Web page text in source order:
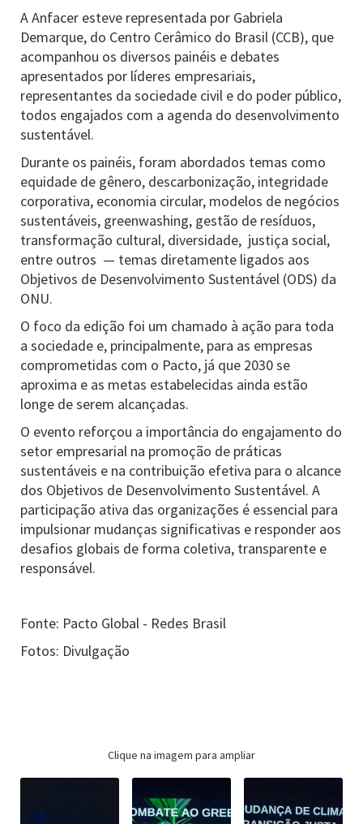
A Anfacer esteve representada por Gabriela
Demarque, do Centro Cerâmico do Brasil (CCB), que
acompanhou os diversos painéis e debates
apresentados por líderes empresariais,
representantes da sociedade civil e do poder público,
todos engajados com a agenda do desenvolvimento
sustentável.
Durante os painéis, foram abordados temas como
equidade de gênero, descarbonização, integridade
corporativa, economia circular, modelos de negócios
sustentáveis, greenwashing, gestão de resíduos,
transformação cultural, diversidade, justiça social,
entre outros — temas diretamente ligados aos
Objetivos de Desenvolvimento Sustentável (ODS) da
ONU.
O foco da edição foi um chamado à ação para toda
a sociedade e, principalmente, para as empresas
comprometidas com o Pacto, já que 2030 se
aproxima e as metas estabelecidas ainda estão
longe de serem alcançadas.
O evento reforçou a importância do engajamento do
setor empresarial na promoção de práticas
sustentáveis e na contribuição efetiva para o alcance
dos Objetivos de Desenvolvimento Sustentável. A
participação ativa das organizações é essencial para
impulsionar mudanças significativas e responder aos
desafios globais de forma coletiva, transparente e
responsável.
Fonte: Pacto Global - Redes Brasil
Fotos: Divulgação
Clique na imagem para ampliar